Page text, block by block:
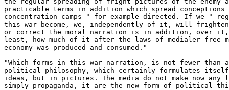
practicable terms in addition which spread
concentration camps " for example directed. If we "
this war become, we, independently of it, will
or correct the moral narration is in addition, over
least, how much of it after the laws of medialer free-
economy was produced and consumed."
"Which forms in this war narration, is not fewer than a
political philosophy, which certainly formulates itself
ideas, but in pictures. The media do not make now any
simply propaganda, it are the new form of political